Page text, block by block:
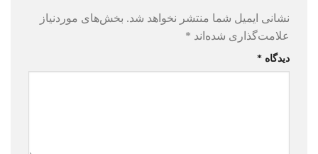
نشانی ایمیل شما منتشر نخواهد شد. بخش‌های موردنیاز
علامت‌گذاری شده‌اند *
دیدگاه *